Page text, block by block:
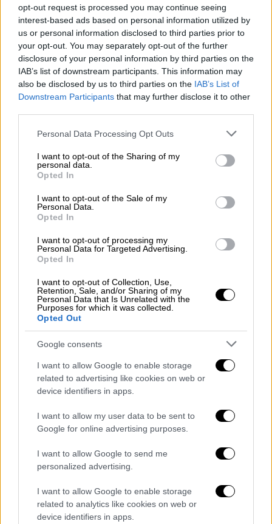
opt-out request is processed you may continue seeing
interest-based ads based on personal information utilized by
us or personal information disclosed to third parties prior to
your opt-out. You may separately opt-out of the further
disclosure of your personal information by third parties on the
IAB’s list of downstream participants. This information may
also be disclosed by us to third parties on the IAB’s List of
Downstream Participants that may further disclose it to other
Please note that this website/app uses one or more Google
not limited to your visit or usage behaviour. You may click to
grant or deny consent to Google and its third-party tags to
use your data for below specified purposes in below Google
consent section.
Personal Data Processing Opt Outs
I want to opt-out of the Sharing of my
personal data.
Opted In
I want to opt-out of the Sale of my
Personal Data.
Opted In
I want to opt-out of processing my
Personal Data for Targeted Advertising.
Opted In
I want to opt-out of Collection, Use,
Retention, Sale, and/or Sharing of my
Personal Data that Is Unrelated with the
Purposes for which it was collected.
Opted Out
Google consents
I want to allow Google to enable storage
related to advertising like cookies on web or
device identifiers in apps.
I want to allow my user data to be sent to
Google for online advertising purposes.
I want to allow Google to send me
personalized advertising.
I want to allow Google to enable storage
related to analytics like cookies on web or
device identifiers in apps.
Auto|17.07.2020 00:05
Η Mercedes βάζει τα Van της στην
Τη δική της πρόταση μηδενικών ρύπων στα
ελαφρά κλειστά επαγγελματικά και τις
επιβατικές τους εκδόσεις φέρνει στην
Ελλάδα η Mercedes-Benz. Πρόκειται για μια
που περιλαμβάνει τα ηλεκτρικά
επαγγελματικά eVito Van και eSprinter Van,
με την τελευταία να αποτελεί την πλέον
πολυτελή προσέγγιση στην κατηγορία.
Οι μεταφορές ανήκουν στο υδρογόνο
λένε Volvo Group & Daimler Truck
Δύο μεγάλα ονόματα στο χώρο των οδικών
μεταφορών ο όμιλος Volvo και η Daimler
Truck αναλαμβάνουν πρωτοβουλία για την
ανάπτυξη βιώσιμων μεταφορών με τη
δημιουργία κοινοπραξίας για παραγωγή